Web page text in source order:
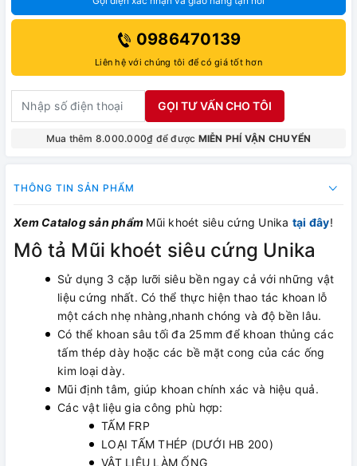
0986470139
Liên hệ với chúng tôi để có giá tốt hơn
GỌI TƯ VẤN CHO TÔI
Mua thêm 8.000.000₫ để được MIỄN PHÍ VẬN CHUYỂN
THÔNG TIN SẢN PHẨM
Xem Catalog sản phẩm Mũi khoét siêu cứng Unika tại đây!
Mô tả Mũi khoét siêu cứng Unika
Sử dụng 3 cặp lưỡi siêu bền ngay cả với những vật
liệu cứng nhất. Có thể thực hiện thao tác khoan lỗ
một cách nhẹ nhàng,nhanh chóng và độ bền lâu.
Có thể khoan sâu tối đa 25mm để khoan thủng các
tấm thép dày hoặc các bề mặt cong của các ống
kim loại dày.
Mũi định tâm, giúp khoan chính xác và hiệu quả.
Các vật liệu gia công phù hợp:
TẤM FRP
LOẠI TẤM THÉP (DƯỚI HB 200)
VẬT LIỆU LÀM ỐNG